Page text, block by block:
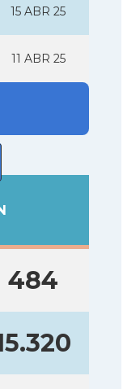
15 ABR 25
11 ABR 25
484